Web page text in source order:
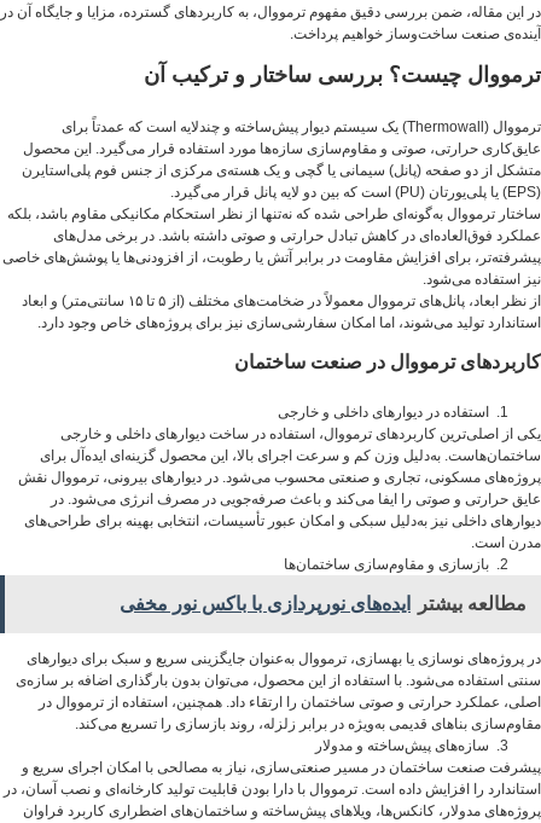
در این مقاله، ضمن بررسی دقیق مفهوم ترمووال، به کاربردهای گسترده، مزایا و جایگاه آن در
آینده‌ی صنعت ساخت‌وساز خواهیم پرداخت.
ترمووال چیست؟ بررسی ساختار و ترکیب آن
ترمووال (Thermowall) یک سیستم دیوار پیش‌ساخته و چندلایه است که عمدتاً برای
عایق‌کاری حرارتی، صوتی و مقاوم‌سازی سازه‌ها مورد استفاده قرار می‌گیرد. این محصول
متشکل از دو صفحه (پانل) سیمانی یا گچی و یک هسته‌ی مرکزی از جنس فوم پلی‌استایرن
(EPS) یا پلی‌یورتان (PU) است که بین دو لایه پانل قرار می‌گیرد.
ساختار ترمووال به‌گونه‌ای طراحی شده که نه‌تنها از نظر استحکام مکانیکی مقاوم باشد، بلکه
عملکرد فوق‌العاده‌ای در کاهش تبادل حرارتی و صوتی داشته باشد. در برخی مدل‌های
پیشرفته‌تر، برای افزایش مقاومت در برابر آتش یا رطوبت، از افزودنی‌ها یا پوشش‌های خاصی
نیز استفاده می‌شود.
از نظر ابعاد، پانل‌های ترمووال معمولاً در ضخامت‌های مختلف (از ۵ تا ۱۵ سانتی‌متر) و ابعاد
استاندارد تولید می‌شوند، اما امکان سفارشی‌سازی نیز برای پروژه‌های خاص وجود دارد.
کاربردهای ترمووال در صنعت ساختمان
استفاده در دیوارهای داخلی و خارجی
یکی از اصلی‌ترین کاربردهای ترمووال، استفاده در ساخت دیوارهای داخلی و خارجی
ساختمان‌هاست. به‌دلیل وزن کم و سرعت اجرای بالا، این محصول گزینه‌ای ایده‌آل برای
پروژه‌های مسکونی، تجاری و صنعتی محسوب می‌شود. در دیوارهای بیرونی، ترمووال نقش
عایق حرارتی و صوتی را ایفا می‌کند و باعث صرفه‌جویی در مصرف انرژی می‌شود. در
دیوارهای داخلی نیز به‌دلیل سبکی و امکان عبور تأسیسات، انتخابی بهینه برای طراحی‌های
مدرن است.
بازسازی و مقاوم‌سازی ساختمان‌ها
مطالعه بیشتر ایده‌های نورپردازی با باکس نور مخفی
در پروژه‌های نوسازی یا بهسازی، ترمووال به‌عنوان جایگزینی سریع و سبک برای دیوارهای
سنتی استفاده می‌شود. با استفاده از این محصول، می‌توان بدون بارگذاری اضافه بر سازه‌ی
اصلی، عملکرد حرارتی و صوتی ساختمان را ارتقاء داد. همچنین، استفاده از ترمووال در
مقاوم‌سازی بناهای قدیمی به‌ویژه در برابر زلزله، روند بازسازی را تسریع می‌کند.
سازه‌های پیش‌ساخته و مدولار
پیشرفت صنعت ساختمان در مسیر صنعتی‌سازی، نیاز به مصالحی با امکان اجرای سریع و
استاندارد را افزایش داده است. ترمووال با دارا بودن قابلیت تولید کارخانه‌ای و نصب آسان، در
پروژه‌های مدولار، کانکس‌ها، ویلاهای پیش‌ساخته و ساختمان‌های اضطراری کاربرد فراوان